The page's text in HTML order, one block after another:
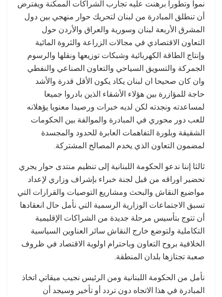
نموا وتطورا برهنت عليه تجارب الشراكات الممكنة ويفترض
أن تنطلق المبادرة من لبنان لتحريك حوار منهجي بين دول
المشرق الأربعة لبنان وسورية والعراق والأردن حول
التعاون الاقتصادي في مجالات الزراعة والثروة المائية
وإنتاج الطاقة الكهربائية وشبكات توزيعها ونقلها والرسوم
الجمركة والتسويق السياحي والتعاون الصناعي والنفطي
وان كان صحيحا ان لبنان يكاد يكون الأقل قدرة والأشد
حاجة للمؤازرة بين هؤلاء الأشقاء الذين بادروا جميعا
لمساعدته ونجدته لكن لديه خبرات ورصيدا معنويا يؤهلانه
للعب دور محوري في المبادرة والموالفة بين الحكومات
الشقيقة وبلورة التفاهمات العابرة للحدود والمجسدة
لمضمون التعاون الذي يخدم المصالح المشتركة.
ثالثا إننا ندعو الحكومة اللبنانية إلى تنظيم منتدى حوار يجري
تحضير اوراقه من قبل لجنة خبراء بإشراف وزاري لإعداد
مواضيع النقاش والبحث ومشاريع التوصيات والقرارات التي
تسبق الاجتماعات الوزارية الرسمية التي نأمل حال انعقادها
أن تتوج بتأسيس مرحلة جديدة من الشراكات الإقليمية
التكاملية ولتوضع خارج النقاش سائر العناوين السياسية
الخلافية بروح التعاون وباحترام اولوية الاقتصاد في ظروف
صعبة تجتازها بلدان المنطقة.
نأمل من الحكومة اللبنانية ومن الرئيس نجيب ميقاتي اتخاذ
المبادرة في هذا الاتجاه دون تردد أو تأخير وسيجد أن